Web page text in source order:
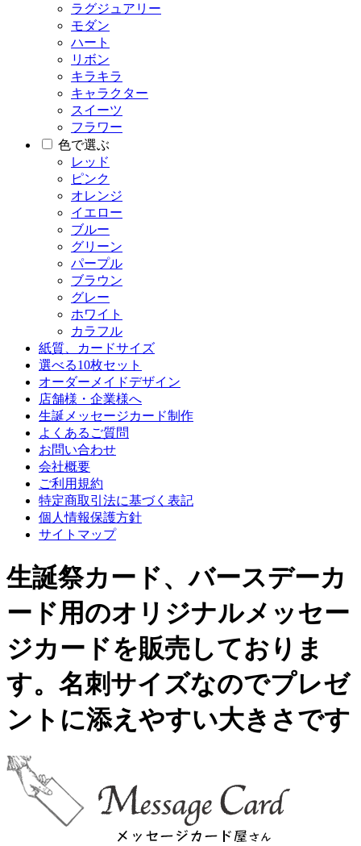
ラグジュアリー
モダン
ハート
リボン
キラキラ
キャラクター
スイーツ
フラワー
色で選ぶ
レッド
ピンク
オレンジ
イエロー
ブルー
グリーン
パープル
ブラウン
グレー
ホワイト
カラフル
紙質、カードサイズ
選べる10枚セット
オーダーメイドデザイン
店舗様・企業様へ
生誕メッセージカード制作
よくあるご質問
お問い合わせ
会社概要
ご利用規約
特定商取引法に基づく表記
個人情報保護方針
サイトマップ
生誕祭カード、バースデーカ
ード用のオリジナルメッセー
ジカードを販売しておりま
す。名刺サイズなのでプレゼ
ントに添えやすい大きさです